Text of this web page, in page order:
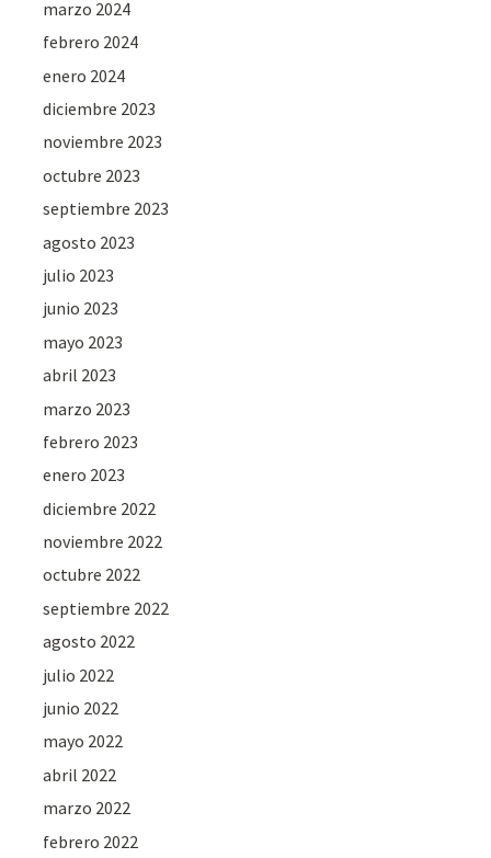
marzo 2024
febrero 2024
enero 2024
diciembre 2023
noviembre 2023
octubre 2023
septiembre 2023
agosto 2023
julio 2023
junio 2023
mayo 2023
abril 2023
marzo 2023
febrero 2023
enero 2023
diciembre 2022
noviembre 2022
octubre 2022
septiembre 2022
agosto 2022
julio 2022
junio 2022
mayo 2022
abril 2022
marzo 2022
febrero 2022